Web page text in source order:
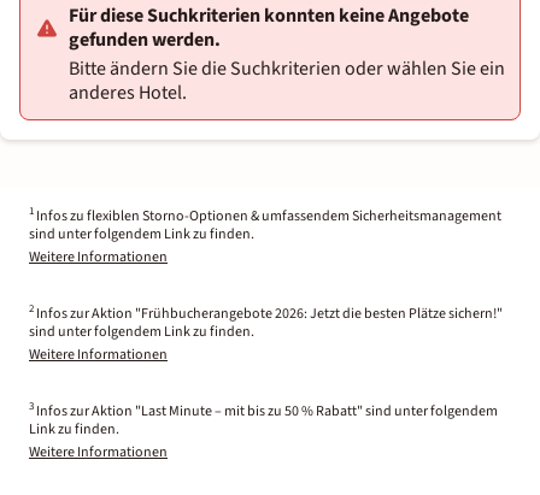
Für diese Suchkriterien konnten keine Angebote
gefunden werden.
Bitte ändern Sie die Suchkriterien oder wählen Sie ein
anderes Hotel.
1 Infos zu flexiblen Storno-Optionen & umfassendem Sicherheitsmanagement
sind unter folgendem Link zu finden.
Weitere Informationen
2 Infos zur Aktion "Frühbucherangebote 2026: Jetzt die besten Plätze sichern!"
sind unter folgendem Link zu finden.
Weitere Informationen
3 Infos zur Aktion "Last Minute – mit bis zu 50 % Rabatt" sind unter folgendem
Link zu finden.
Weitere Informationen